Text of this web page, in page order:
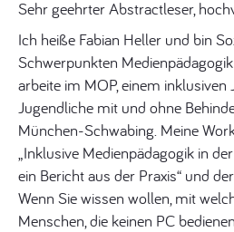
Sehr geehrter Abstractleser,
Ich heiße Fabian Heller und bin
Schwerpunkten
arbeite im MOP, einem
Jugendliche mit und ohne
München-Schwabing. Meine
„Inklusive Medienpädagogik in
ein Bericht aus der Praxis“ und
Wenn Sie wissen wollen, mit
Menschen, die keinen PC